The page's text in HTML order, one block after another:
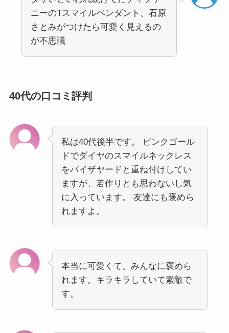
ニーのTスマイルペンダント、石原
さとみがつけたら可愛く見えるの
が不思議
40代の口コミ評判
私は40代後半です。 ピンクゴール
ドでダイヤのスマイルネックレス
をバイザヤードと重ね付けしてい
ますが、若作りとも思わないし気
に入っています。 友達にも褒めら
れますよ。
本当に可愛くて、みんなに褒めら
れます。キラキラしていて素敵で
す。